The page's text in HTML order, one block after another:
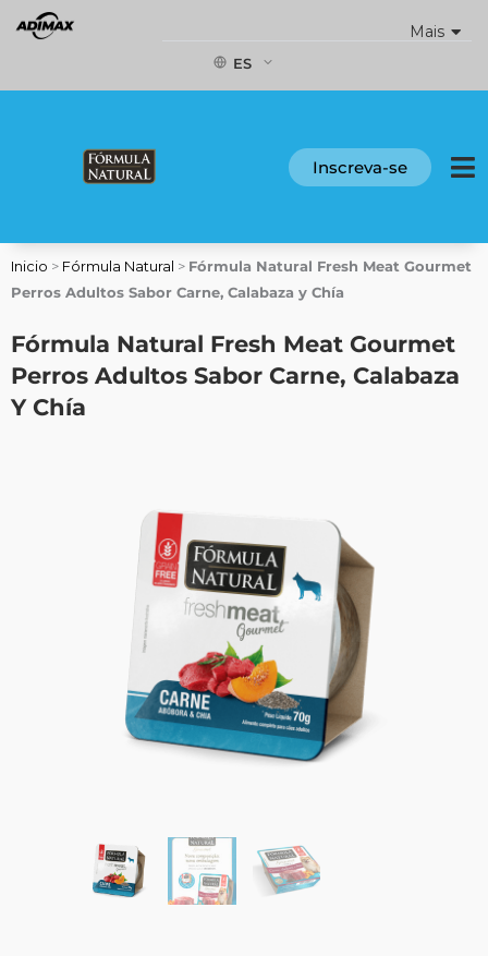
Mais
ES
Inscreva-se
Inicio > Fórmula Natural > Fórmula Natural Fresh Meat Gourmet
Perros Adultos Sabor Carne, Calabaza y Chía
Fórmula Natural Fresh Meat Gourmet
Perros Adultos Sabor Carne, Calabaza
Y Chía